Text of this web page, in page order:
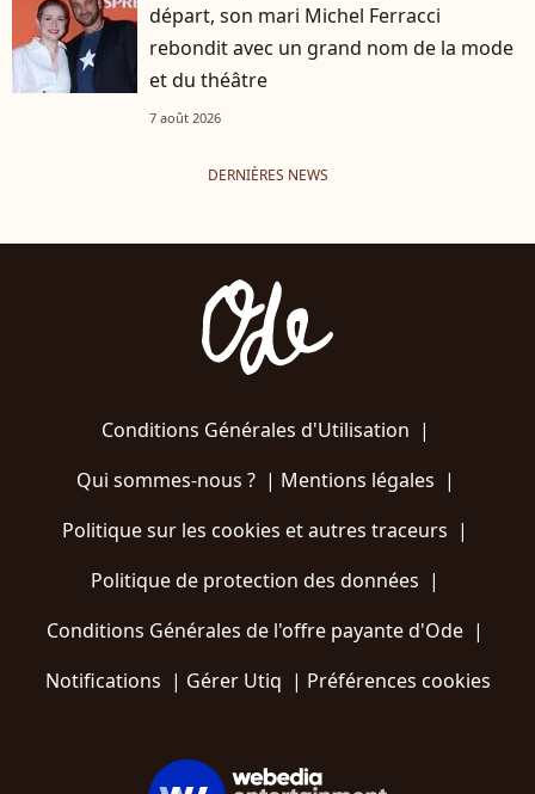
départ, son mari Michel Ferracci
rebondit avec un grand nom de la mode
et du théâtre
7 août 2026
DERNIÈRES NEWS
Conditions Générales d'Utilisation |
Qui sommes-nous ?| Mentions légales |
Politique sur les cookies et autres traceurs |
Politique de protection des données |
Conditions Générales de l'offre payante d'Ode |
Notifications | Gérer Utiq | Préférences cookies